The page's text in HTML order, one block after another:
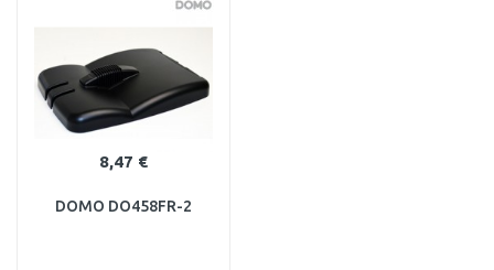
8,47 €
DOMO DO458FR-2